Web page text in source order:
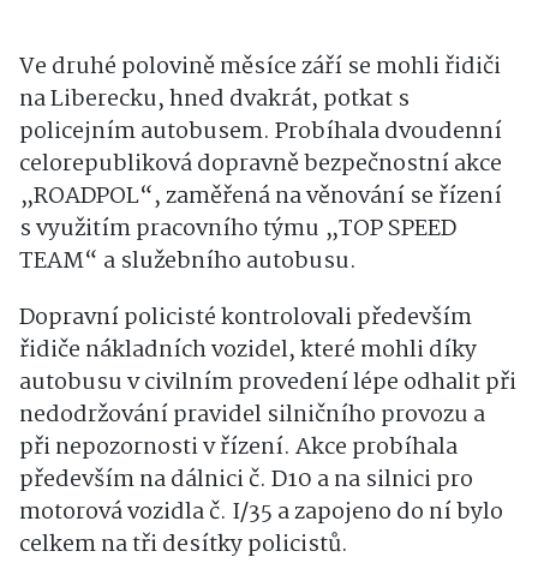
Ve druhé polovině měsíce září se mohli řidiči
na Liberecku, hned dvakrát, potkat s
policejním autobusem. Probíhala dvoudenní
celorepubliková dopravně bezpečnostní akce
„ROADPOL“, zaměřená na věnování se řízení
s využitím pracovního týmu „TOP SPEED
TEAM“ a služebního autobusu.
Dopravní policisté kontrolovali především
řidiče nákladních vozidel, které mohli díky
autobusu v civilním provedení lépe odhalit při
nedodržování pravidel silničního provozu a
při nepozornosti v řízení. Akce probíhala
především na dálnici č. D10 a na silnici pro
motorová vozidla č. I/35 a zapojeno do ní bylo
celkem na tři desítky policistů.